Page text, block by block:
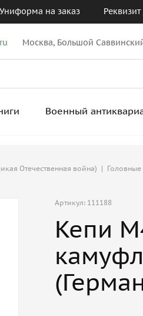
Униформа на заказ
Москва, Большой
Военный
Отечественная война) |
Артикул: 111188
Кепи